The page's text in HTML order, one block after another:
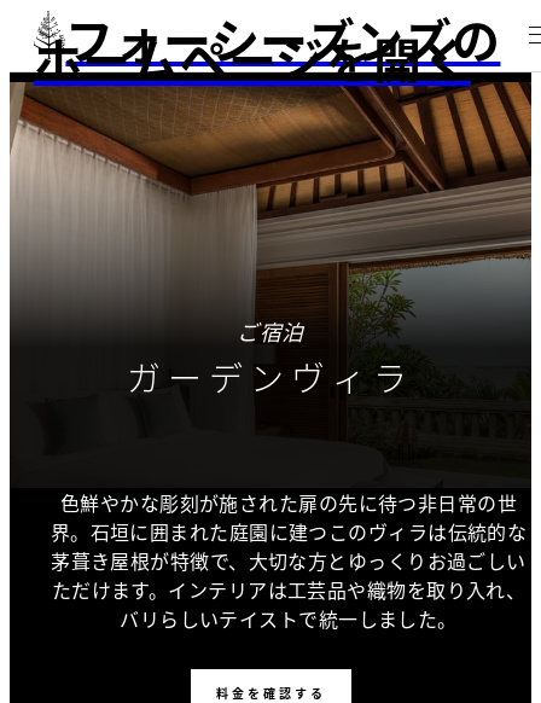
フォーシーズンズの
ホームページを開く
ご宿泊
ガーデンヴィラ
色鮮やかな彫刻が施された扉の先に待つ非日常の世
界。石垣に囲まれた庭園に建つこのヴィラは伝統的な
茅葺き屋根が特徴で、大切な方とゆっくりお過ごしい
ただけます。インテリアは工芸品や織物を取り入れ、
バリらしいテイストで統一しました。
料金を確認する